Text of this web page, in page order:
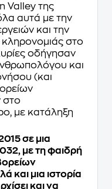
Valley της
αυτά με την
και την
κληρονομιάς στο
οδήγησαν
και
(και
στο
με κατάληξη
σε μια
με τη φαιδρή
και μια ιστορία
και να